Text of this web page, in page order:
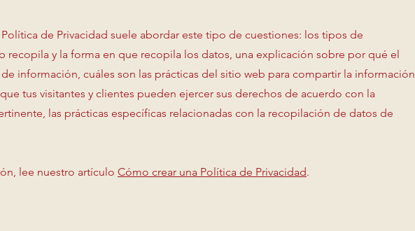
de Privacidad suele abordar este tipo de cuestiones: los tipos de
recopila y la forma en que recopila los datos, una explicación sobre por qué el
información, cuáles son las prácticas del sitio web para compartir la información
tus visitantes y clientes pueden ejercer sus derechos de acuerdo con la
las prácticas específicas relacionadas con la recopilación de datos de
lee nuestro artículo Cómo crear una Política de Privacidad.